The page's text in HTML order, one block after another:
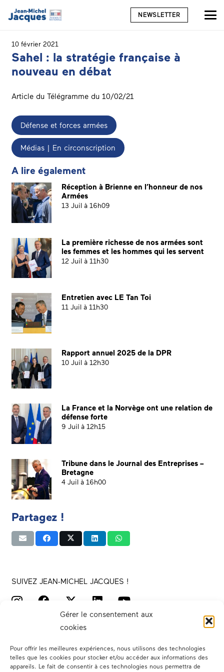
Gérer le consentement aux
cookies
Pour offrir les meilleures expériences, nous utilisons des technologies
telles que les cookies pour stocker et/ou accéder aux informations des
appareils. Le fait de consentir à ces technologies nous permettra de
NEWSLETTER
10 février 2021
Sahel : la stratégie française à
nouveau en débat
Article du Télégramme du 10/02/21
Défense et forces armées
Médias | En circonscription
A lire également
Réception à Brienne en l’honneur de nos
Armées
13 Juil à 16h09
La première richesse de nos armées sont
les femmes et les hommes qui les servent
12 Juil à 11h30
Entretien avec LE Tan Toi
11 Juil à 11h30
Rapport annuel 2025 de la DPR
10 Juil à 12h30
La France et la Norvège ont une relation de
défense forte
9 Juil à 12h15
Tribune dans le Journal des Entreprises –
Bretagne
4 Juil à 16h00
Partagez !
SUIVEZ JEAN-MICHEL JACQUES !